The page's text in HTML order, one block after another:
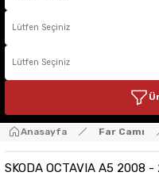
Anasayfa Far Camı
SKODA OCTAVIA A5 2008 -